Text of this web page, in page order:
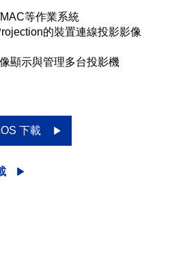
等作業系統
的裝置連線投影影像
顯示與管理多台投影機
下載